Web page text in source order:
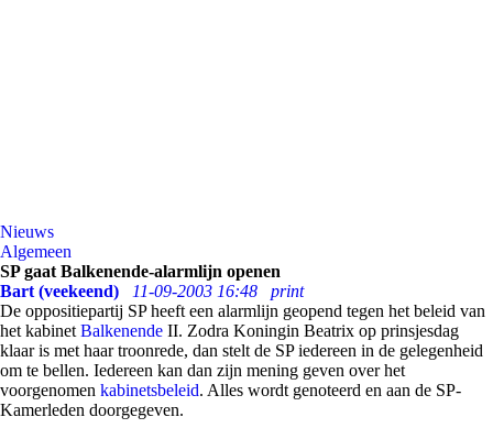
Nieuws
Algemeen
SP gaat Balkenende-alarmlijn openen
Bart (veekeend)
11-09-2003 16:48
print
De oppositiepartij SP heeft een alarmlijn geopend tegen het beleid van
het kabinet Balkenende II. Zodra Koningin Beatrix op prinsjesdag
klaar is met haar troonrede, dan stelt de SP iedereen in de gelegenheid
om te bellen. Iedereen kan dan zijn mening geven over het
voorgenomen kabinetsbeleid. Alles wordt genoteerd en aan de SP-
Kamerleden doorgegeven.